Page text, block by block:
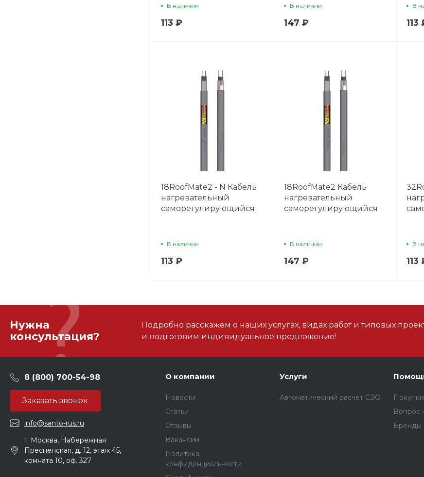
В наличии
113 ₽
В наличии
147 ₽
В
113
18RoofMate2 - N Кабель
нагревательный
саморегулирующийся
В наличии
113 ₽
18RoofMate2 Кабель
нагревательный
саморегулирующийся
В наличии
147 ₽
В
113
Нужна
консультация?
Подробно расскажем о наших услугах, видах работ и типовых
и подготовим индивидуальное предложение!
8 (800) 700-54-98
Заказать звонок
info@santo-rus.ru
г. Москва, Набережная
Пресненская, д. 12, этаж 45,
комната 10, оф. 327
О компании
Новости
Статьи
Отзывы
Вакансии
Политика
конфиденциальности
Услуги
Автоматический расчет СЭО
Покупки
Вопрос
Бренды